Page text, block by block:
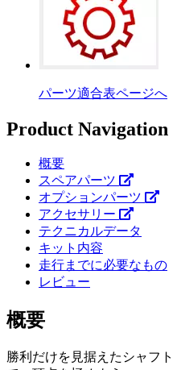
パーツ適合表ページへ
Product Navigation
概要
スペアパーツ
オプションパーツ
アクセサリー
テクニカルデータ
キット内容
走行までに必要なもの
レビュー
概要
勝利だけを見据えたシャフ